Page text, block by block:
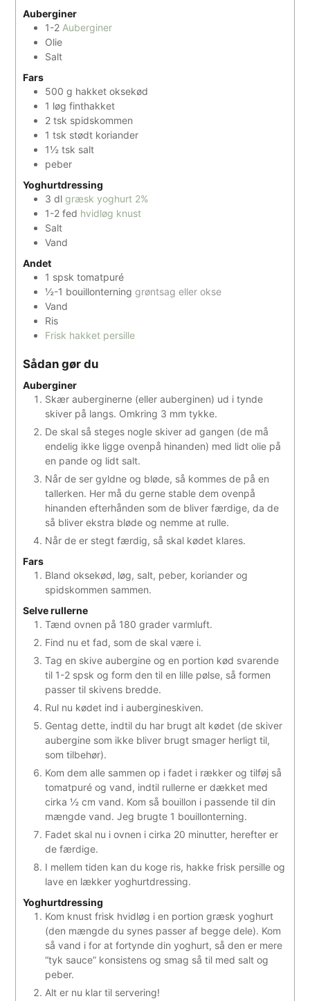
Auberginer
1-2 Auberginer
Olie
Salt
Fars
500 g hakket oksekød
1 løg finthakket
2 tsk spidskommen
1 tsk stødt koriander
1½ tsk salt
peber
Yoghurtdressing
3 dl græsk yoghurt 2%
1-2 fed hvidløg knust
Salt
Vand
Andet
1 spsk tomatpuré
½-1 bouillonterning grøntsag eller okse
Vand
Ris
Frisk hakket persille
Sådan gør du
Auberginer
Skær auberginerne (eller auberginen) ud i tynde
skiver på langs. Omkring 3 mm tykke.
De skal så steges nogle skiver ad gangen (de må
endelig ikke ligge ovenpå hinanden) med lidt olie på
en pande og lidt salt.
Når de ser gyldne og bløde, så kommes de på en
tallerken. Her må du gerne stable dem ovenpå
hinanden efterhånden som de bliver færdige, da de
så bliver ekstra bløde og nemme at rulle.
Når de er stegt færdig, så skal kødet klares.
Fars
Bland oksekød, løg, salt, peber, koriander og
spidskommen sammen.
Selve rullerne
Tænd ovnen på 180 grader varmluft.
Find nu et fad, som de skal være i.
Tag en skive aubergine og en portion kød svarende
til 1-2 spsk og form den til en lille pølse, så formen
passer til skivens bredde.
Rul nu kødet ind i aubergineskiven.
Gentag dette, indtil du har brugt alt kødet (de skiver
aubergine som ikke bliver brugt smager herligt til,
som tilbehør).
Kom dem alle sammen op i fadet i rækker og tilføj så
tomatpuré og vand, indtil rullerne er dækket med
cirka ½ cm vand. Kom så bouillon i passende til din
mængde vand. Jeg brugte 1 bouillonterning.
Fadet skal nu i ovnen i cirka 20 minutter, herefter er
de færdige.
I mellem tiden kan du koge ris, hakke frisk persille og
lave en lækker yoghurtdressing.
Yoghurtdressing
Kom knust frisk hvidløg i en portion græsk yoghurt
(den mængde du synes passer af begge dele). Kom
så vand i for at fortynde din yoghurt, så den er mere
“tyk sauce” konsistens og smag så til med salt og
peber.
Alt er nu klar til servering!